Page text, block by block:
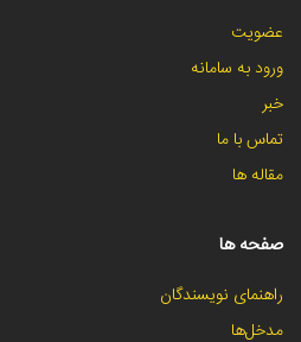
عضویت
ورود به سامانه
خبر
تماس با ما
مقاله ها
صفحه ها
راهنمای نویسندگان
مدخل‌ها